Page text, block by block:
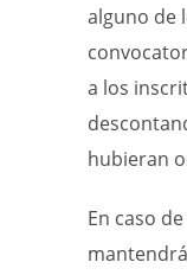
alguno de
a los
hubieran
En caso